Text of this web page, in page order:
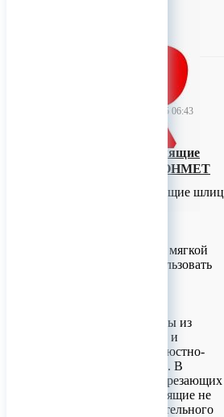
05 декабря 2025 06:43
Винты самосверлящие
шлиц квадрат КОНМЕТ
Винты самосверлящие шлиц
Самосверлящие (в мягкой
кости можно использовать
Винты изготовлены из
титанового сплава и
применяется в челюстно-
лицевой хирургии. В
отличие от самонарезающих
винтов, самосверлящие не
требуют предварительного